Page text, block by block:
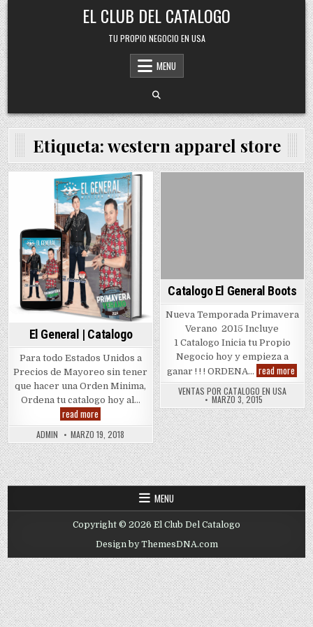
Skip
to
content
EL CLUB DEL CATALOGO
TU PROPIO NEGOCIO EN USA
MENU
Etiqueta:western apparel store
Posted
El General | Catalogo
Para todo Estados Unidos a
Precios de Mayoreo sin tener
que hacer una Orden Minima,
Ordena tu catalogo hoy al…
read more
General
|
Catalogo
ADMIN MARZO 19, 2018
Catalogo El General Boots
Nueva Temporada Primavera
Verano 2015 Incluye
1 Catalogo Inicia tu Propio
Negocio hoy y empieza a
ganar ! ! ! ORDENA… read more
El
VENTAS POR CATALOGO EN USA
MARZO 3, 2015
MENU
Copyright © 2026 El Club Del Catalogo
Design by ThemesDNA.com